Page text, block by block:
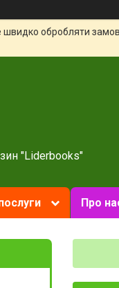
обробляти
"Liderbooks"
Про